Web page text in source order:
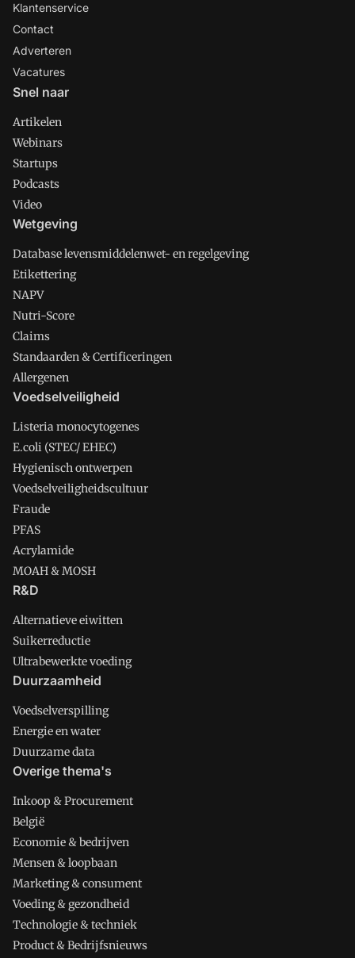
Klantenservice
Contact
Adverteren
Vacatures
Snel naar
Artikelen
Webinars
Startups
Podcasts
Video
Wetgeving
Database levensmiddelenwet- en regelgeving
Etikettering
NAPV
Nutri-Score
Claims
Standaarden & Certificeringen
Allergenen
Voedselveiligheid
Listeria monocytogenes
E.coli (STEC/ EHEC)
Hygienisch ontwerpen
Voedselveiligheidscultuur
Fraude
PFAS
Acrylamide
MOAH & MOSH
R&D
Alternatieve eiwitten
Suikerreductie
Ultrabewerkte voeding
Duurzaamheid
Voedselverspilling
Energie en water
Duurzame data
Overige thema's
Inkoop & Procurement
België
Economie & bedrijven
Mensen & loopbaan
Marketing & consument
Voeding & gezondheid
Technologie & techniek
Product & Bedrijfsnieuws